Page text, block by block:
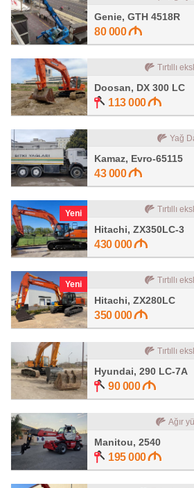
Genie, GTH 4518R
80 000
Tırtıllı
Doosan, DX 300 LC
113 000
Yağ
Kamaz, Evro-65115
43 000
Yeni Tırtıllı
Hitachi, ZX350LC-3
430 000
Yeni Tırtıllı
Hitachi, ZX280LC
350 000
Tırtıllı
Hyundai, 290 LC-7A
90 000
Ağır
Manitou, 2540
195 000